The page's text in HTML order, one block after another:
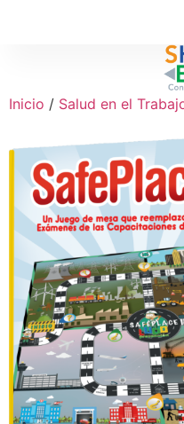
Inicio / Salud en el